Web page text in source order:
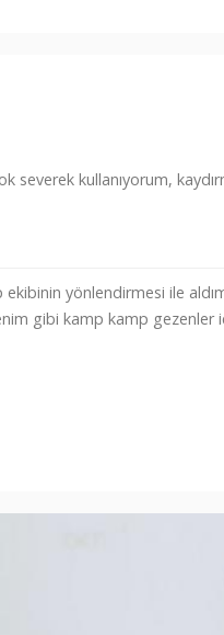
kullanıyorum,
yönlendirmesi ile
gibi kamp kamp gezenler